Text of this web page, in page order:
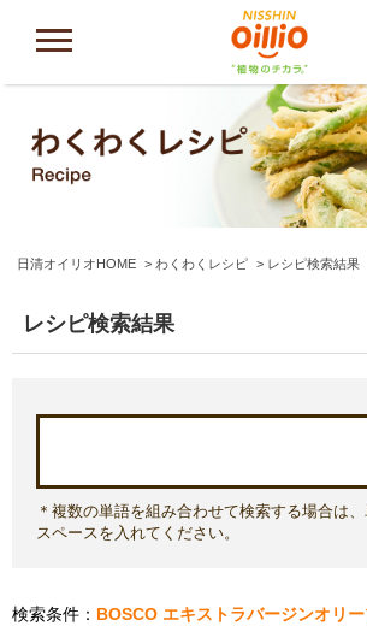
日清オイリオHOME わくわくレシピ レシピ検索結果
レシピ検索結果
＊複数の単語を組み合わせて検索する場合は
スペースを入れてください。
検索条件： BOSCO エキストラバージンオリ